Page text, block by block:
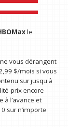
le
vous dérangent
$/mois si vous
sur jusqu'à
prix encore
l’avance et
sur n’importe